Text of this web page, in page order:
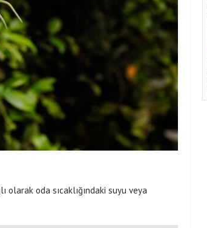
olarak oda sıcaklığındaki suyu veya